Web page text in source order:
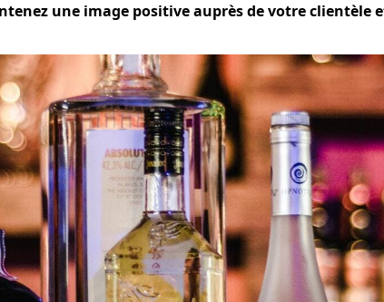
une image positive auprès de votre clientèle